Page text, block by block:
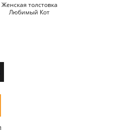
Женская толстовка
Любимый Кот